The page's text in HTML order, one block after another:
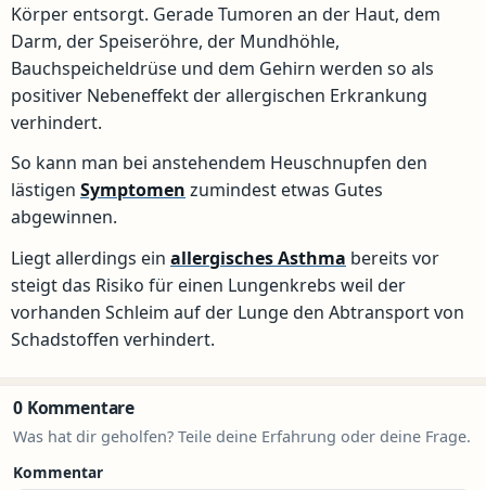
Körper entsorgt. Gerade Tumoren an der Haut, dem
Darm, der Speiseröhre, der Mundhöhle,
Bauchspeicheldrüse und dem Gehirn werden so als
positiver Nebeneffekt der allergischen Erkrankung
verhindert.
So kann man bei anstehendem Heuschnupfen den
lästigen Symptomen zumindest etwas Gutes
abgewinnen.
Liegt allerdings ein allergisches Asthma bereits vor
steigt das Risiko für einen Lungenkrebs weil der
vorhanden Schleim auf der Lunge den Abtransport von
Schadstoffen verhindert.
0 Kommentare
Was hat dir geholfen? Teile deine Erfahrung oder deine Frage.
Kommentar